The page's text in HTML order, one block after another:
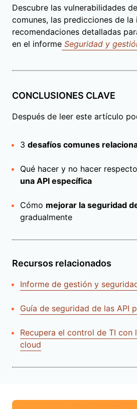
Descubre las vulnerabilidades
comunes, las predicciones de la
recomendaciones detalladas
en el informe Seguridad y
CONCLUSIONES CLAVE
Después de leer este artículo
3 desafíos comunes
Qué hacer y no hacer
una API específica
Cómo mejorar la seguridad
gradualmente
Recursos relacionados
Informe de gestión y
Guía de seguridad de las API
Recupera el control de TI con
cloud